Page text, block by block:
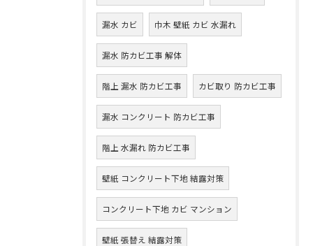
漏水 カビ 巾木 壁紙 カビ 水漏れ
漏水 防カビ工事 解体
階上 漏水 防カビ工事 カビ取り 防カビ工事
漏水 コンクリート 防カビ工事
階上 水漏れ 防カビ工事
壁紙 コンクリート下地 結露対策
コンクリート下地 カビ マンション
壁紙 張替え 結露対策